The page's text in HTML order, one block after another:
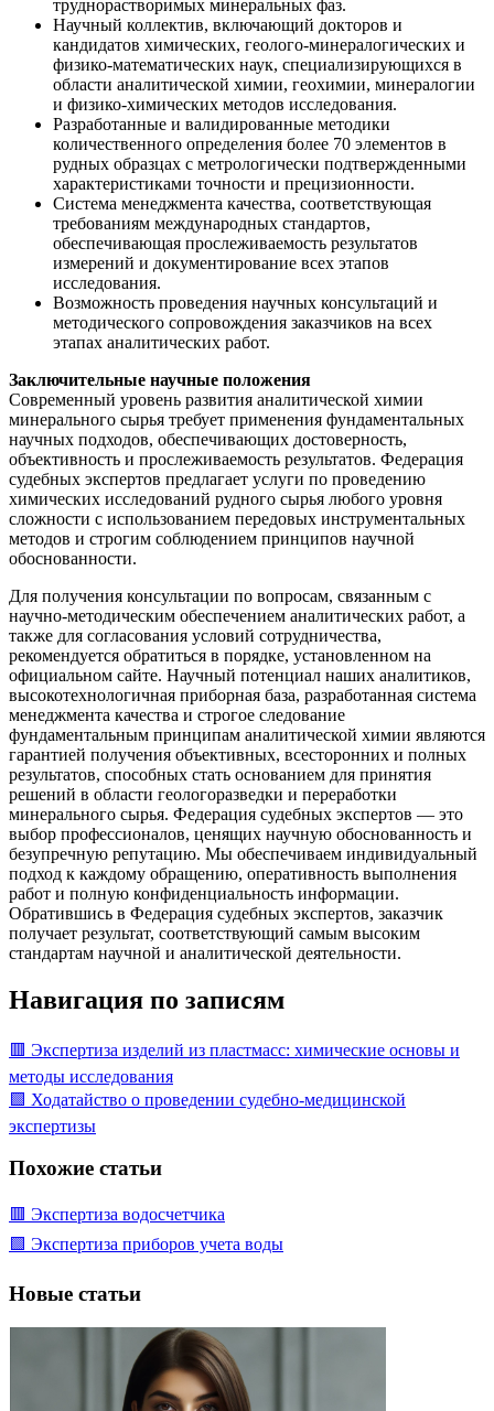
труднорастворимых минеральных фаз.
Научный коллектив, включающий докторов и
кандидатов химических, геолого-минералогических и
физико-математических наук, специализирующихся в
области аналитической химии, геохимии, минералогии
и физико-химических методов исследования.
Разработанные и валидированные методики
количественного определения более 70 элементов в
рудных образцах с метрологически подтвержденными
характеристиками точности и прецизионности.
Система менеджмента качества, соответствующая
требованиям международных стандартов,
обеспечивающая прослеживаемость результатов
измерений и документирование всех этапов
исследования.
Возможность проведения научных консультаций и
методического сопровождения заказчиков на всех
этапах аналитических работ.
Заключительные научные положения
Современный уровень развития аналитической химии
минерального сырья требует применения фундаментальных
научных подходов, обеспечивающих достоверность,
объективность и прослеживаемость результатов. Федерация
судебных экспертов предлагает услуги по проведению
химических исследований рудного сырья любого уровня
сложности с использованием передовых инструментальных
методов и строгим соблюдением принципов научной
обоснованности.
Для получения консультации по вопросам, связанным с
научно-методическим обеспечением аналитических работ, а
также для согласования условий сотрудничества,
рекомендуется обратиться в порядке, установленном на
официальном сайте. Научный потенциал наших аналитиков,
высокотехнологичная приборная база, разработанная система
менеджмента качества и строгое следование
фундаментальным принципам аналитической химии являются
гарантией получения объективных, всесторонних и полных
результатов, способных стать основанием для принятия
решений в области геологоразведки и переработки
минерального сырья. Федерация судебных экспертов — это
выбор профессионалов, ценящих научную обоснованность и
безупречную репутацию. Мы обеспечиваем индивидуальный
подход к каждому обращению, оперативность выполнения
работ и полную конфиденциальность информации.
Обратившись в Федерация судебных экспертов, заказчик
получает результат, соответствующий самым высоким
стандартам научной и аналитической деятельности.
Навигация по записям
🟥 Экспертиза изделий из пластмасс: химические основы и
методы исследования
🟩 Ходатайство о проведении судебно-медицинской
экспертизы
Похожие статьи
🟥 Экспертиза водосчетчика
🟩 Экспертиза приборов учета воды
Новые статьи